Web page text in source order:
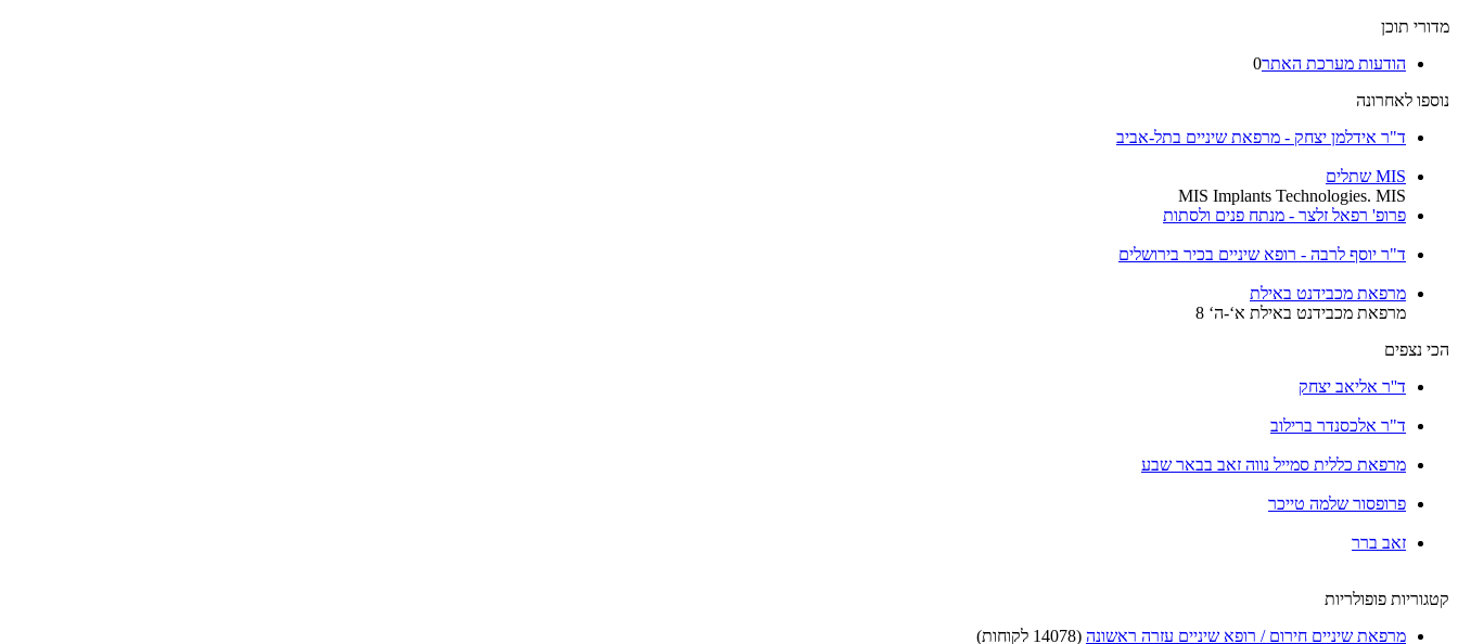
מדורי תוכן
הודעות מערכת האתר0
נוספו לאחרונה
ד"ר אידלמן יצחק - מרפאת שיניים בתל-אביב
MIS שתלים
MIS Implants Technologies. MIS
פרופ' רפאל זלצר - מנתח פנים ולסתות
ד"ר יוסף לרבה - רופא שיניים בכיר בירושלים
מרפאת מכבידנט באילת
מרפאת מכבידנט באילת א‘-ה‘ 8
הכי נצפים
ד''ר אליאב יצחק
ד"ר אלכסנדר ברילוב
מרפאת כללית סמייל נווה זאב בבאר שבע
פרופסור שלמה טייכר
זאב ברר
קטגוריות פופולריות
מרפאת שיניים חירום / רופא שיניים עזרה ראשונה (14078 לקוחות)